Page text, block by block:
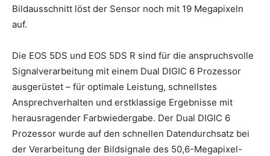
Bildausschnitt löst der Sensor noch mit 19 Megapixeln
auf.
Die EOS 5DS und EOS 5DS R sind für die anspruchsvolle
Signalverarbeitung mit einem Dual DIGIC 6 Prozessor
ausgerüstet – für optimale Leistung, schnellstes
Ansprechverhalten und erstklassige Ergebnisse mit
herausragender Farbwiedergabe. Der Dual DIGIC 6
Prozessor wurde auf den schnellen Datendurchsatz bei
der Verarbeitung der Bildsignale des 50,6-Megapixel-